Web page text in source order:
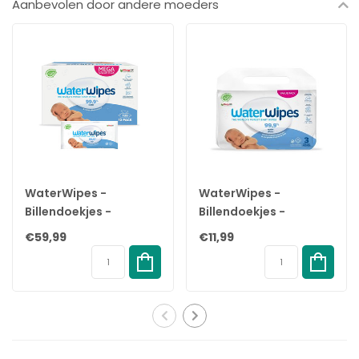
Europa en Azië gebruikt. De toevoeging van dit milde
en na het eten, knutselen of buitenspelen. Elke dag
ontdekken ouders over de hele wereld de voordelen van
onze zachte en veilige WaterWipes voor de huid van hun
Voordelen:
✓ 100% Plastic Vrij
✓ 100% biologisch afbreekbaar
✓ Zeer geschikt voor de gevoelige huid
✓ Maakt grondig en zeer mild schoon
✓ WaterWipes is het puurste babydoekje ter wereld
✓ WaterWipes is het enige babydoekje ter wereld dat geen
Aanbevolen door andere moeders
WaterWipes -
Billendoekjes -
Gevoelige huid - 12 x
60 stuks - 99,9% Water
€59,99
WaterWipes -
Billendoekjes -
Gevoelige huid - 3 x 60
stuks - Plasticvrij
€11,99